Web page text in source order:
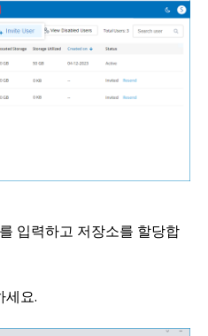
입력하고 저장소를 할당합
세요.